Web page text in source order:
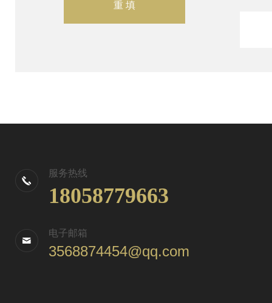
服务热线
18058779663
电子邮箱
3568874454@qq.com